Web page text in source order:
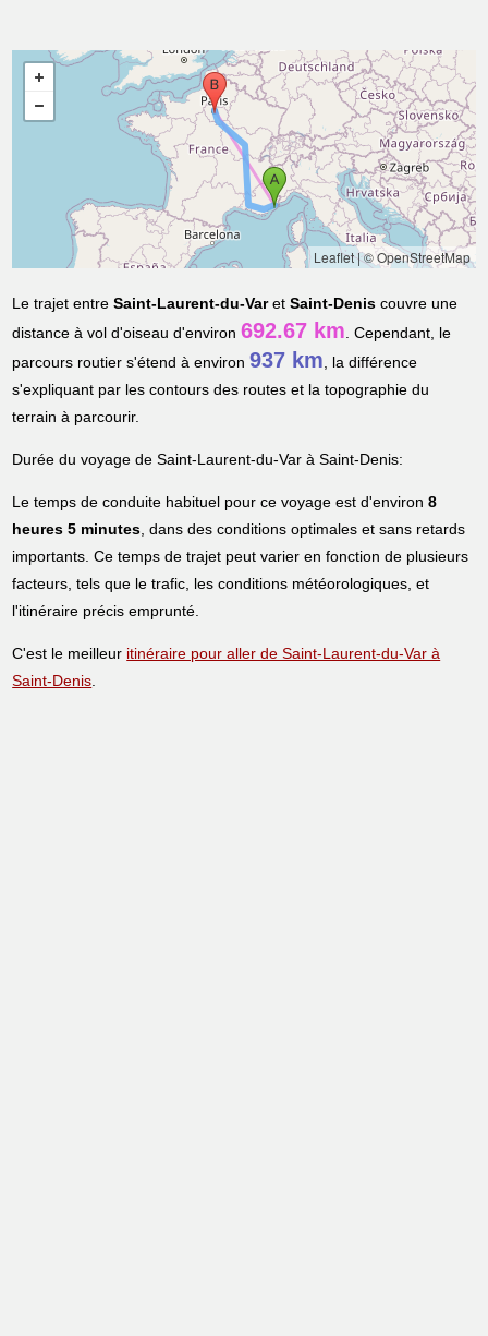
Leaflet|© OpenStreetMap
Le trajet entreSaint-Laurent-du-VaretSaint-Denis couvre une
distance à vol d'oiseau d'environ692.67 km. Cependant, le
parcours routier s'étend à environ937 km, la différence
s'expliquant par les contours des routes et la topographie du
terrain à parcourir.
Durée du voyage de Saint-Laurent-du-Var à Saint-Denis:
Le temps de conduite habituel pour ce voyage est d'environ8
heures 5 minutes, dans des conditions optimales et sans retards
importants. Ce temps de trajet peut varier en fonction de plusieurs
facteurs, tels que le trafic, les conditions météorologiques, et
l'itinéraire précis emprunté.
C'est le meilleur itinéraire pour aller de Saint-Laurent-du-Var à
Saint-Denis.